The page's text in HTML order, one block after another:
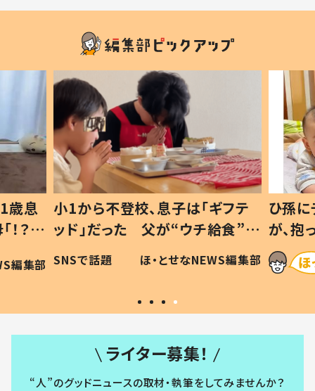
歳息
？」
編集部
小1から不登校、息子は「ギフテ
ッド」だった 父が“ウチ給食”を
作り続ける理由とは #令和の親
#令和の子
SNSで話題 ほ・とせなNEWS編集部
ひ孫
が、
「涙が
い」
ライター募集！
“人”のグッドニュースの取材・執筆をしてみませんか？